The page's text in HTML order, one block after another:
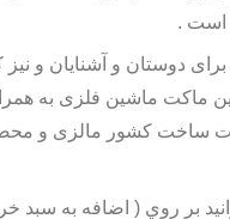
است .
برای دوستان و آشنایان و
این ماکت ماشین فلزی به
بر روي ( اضافه به سبد